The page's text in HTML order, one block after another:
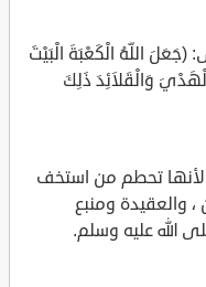
(جَعَلَ اللّهُ الْكَعْبَةَ الْبَيْتَ
وَالْقَلاَئِدَ ذَلِكَ
تحطم من استخف
والعقيدة ومنبع
الله عليه وسلم.